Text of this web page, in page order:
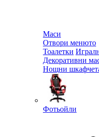
Маси
Отвори менюто
Тоалетки
Декоративни
Нощни
Фотьойли